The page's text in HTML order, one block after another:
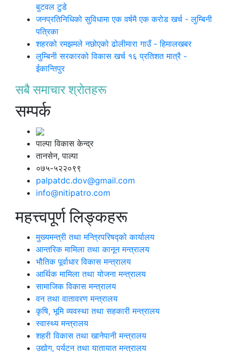
बुटवल टुडे
जनप्रतिनिधिको सुविधामा एक वर्षमै एक करोड खर्च - लुम्बिनी
पत्रिका
शहरको रमझमले नछोएको ढोलीमारा गाउँ - हिमालखबर
लुम्बिनी सरकारको विकास खर्च १६ प्रतिशत मात्रै -
ईकान्तिपुर
सबै समाचार श्रोतहरू
सम्पर्क
पाल्पा विकास केन्द्र
तानसेन, पाल्पा
०७५-५२२०९९
palpatdc.dov@gmail.com
info@nitipatro.com
महत्त्वपूर्ण लिङ्कहरू
मुख्यमन्त्री तथा मन्त्रिपरिषद्को कार्यालय
आन्तरिक मामिला तथा कानून मन्त्रालय
भौतिक पूर्वाधार विकास मन्त्रालय
आर्थिक मामिला तथा योजना मन्त्रालय
सामाजिक विकास मन्त्रालय
वन तथा वातावरण मन्त्रालय
कृषि, भूमि व्यवस्था तथा सहकारी मन्त्रालय
स्वास्थ्य मन्त्रालय
शहरी विकास तथा खानेपानी मन्त्रालय
उद्योग, पर्यटन तथा यातायात मन्त्रालय